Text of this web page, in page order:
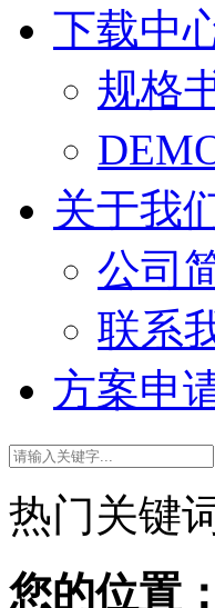
下载中
规格
关于我
公司
联系
方案申
热门关键
您的位置：